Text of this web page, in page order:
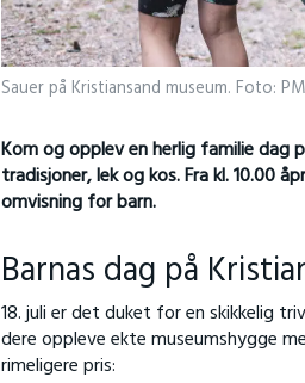
Sauer på Kristiansand museum. Foto:
Kom og opplev en herlig familie dag
tradisjoner, lek og kos. Fra kl. 10.00
omvisning for barn.
Barnas dag på
18. juli er det duket for en skikkelig
dere oppleve ekte museumshygge
rimeligere pris: